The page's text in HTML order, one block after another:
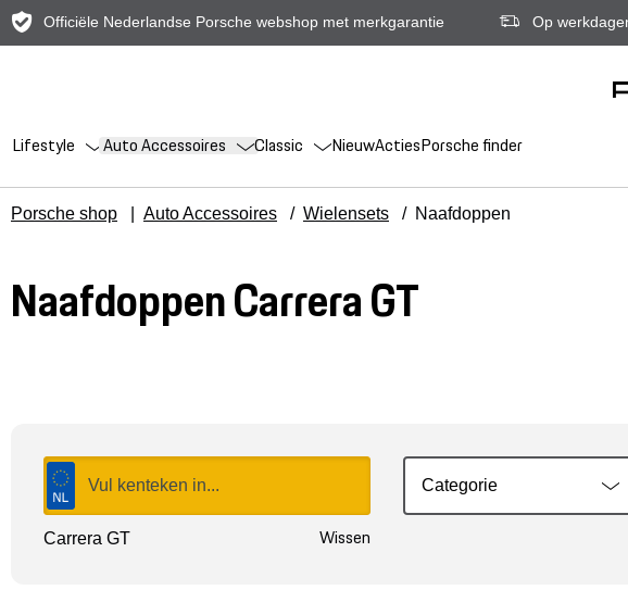
Officiële Nederlandse Porsche webshop met merkgarantie Op
Lifestyle Auto Accessoires Classic NieuwActiesPorsche finder
Porsche shop Auto Accessoires / Wielensets / Naafdoppen
Naafdoppen Carrera GT
Carrera GT Wissen
Categorie